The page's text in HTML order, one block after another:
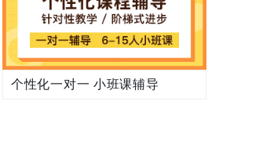
个性化一对一 小班课辅导